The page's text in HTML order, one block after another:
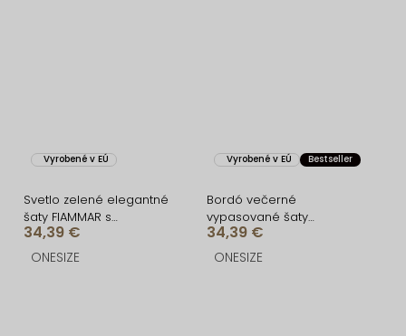
Vyrobené v EÚ
Svetlo zelené elegantné
šaty FIAMMAR s
rázporkom
34,39 €
ONESIZE
Vyrobené v EÚ Bestseller
Bordó večerné
vypasované šaty
FIAMMAR s rázporkom
34,39 €
ONESIZE